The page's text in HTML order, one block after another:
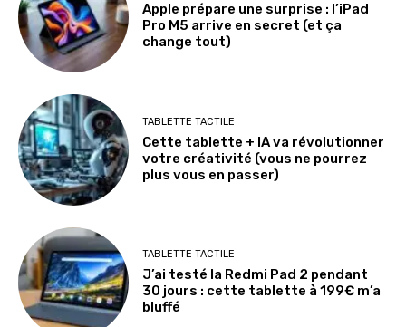
Apple prépare une surprise : l’iPad
Pro M5 arrive en secret (et ça
change tout)
TABLETTE TACTILE
Cette tablette + IA va révolutionner
votre créativité (vous ne pourrez
plus vous en passer)
TABLETTE TACTILE
J’ai testé la Redmi Pad 2 pendant
30 jours : cette tablette à 199€ m’a
bluffé